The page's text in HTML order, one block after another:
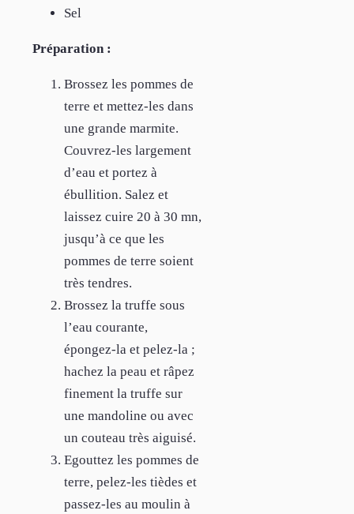
Sel
Préparation :
Brossez les pommes de
terre et mettez-les dans
une grande marmite.
Couvrez-les largement
d’eau et portez à
ébullition. Salez et
laissez cuire 20 à 30 mn,
jusqu’à ce que les
pommes de terre soient
très tendres.
Brossez la truffe sous
l’eau courante,
épongez-la et pelez-la ;
hachez la peau et râpez
finement la truffe sur
une mandoline ou avec
un couteau très aiguisé.
Egouttez les pommes de
terre, pelez-les tièdes et
passez-les au moulin à